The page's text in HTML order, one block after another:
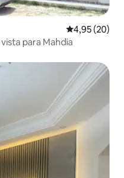
4,95 de uma
4,95 (20)
para Mahdia